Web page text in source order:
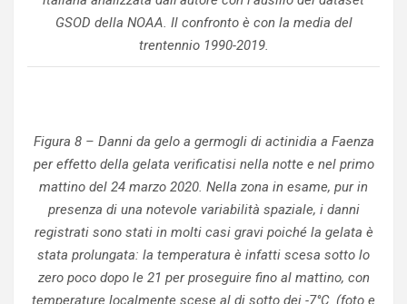
GSOD della NOAA. Il confronto è con la media del
trentennio 1990-2019.
Figura 8 – Danni da gelo a germogli di actinidia a Faenza
per effetto della gelata verificatisi nella notte e nel primo
mattino del 24 marzo 2020. Nella zona in esame, pur in
presenza di una notevole variabilità spaziale, i danni
registrati sono stati in molti casi gravi poiché la gelata è
stata prolungata: la temperatura è infatti scesa sotto lo
zero poco dopo le 21 per proseguire fino al mattino, con
temperature localmente scese al di sotto dei -7°C. (foto e